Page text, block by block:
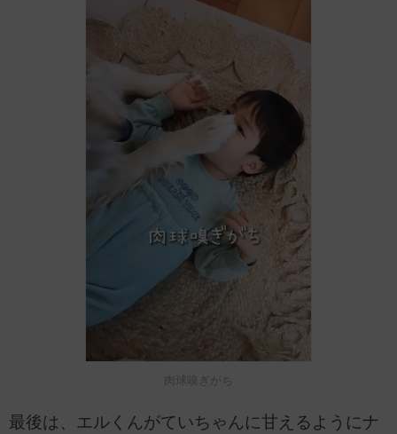
肉球嗅ぎがち
最後は、エルくんがていちゃんに甘えるようにナ